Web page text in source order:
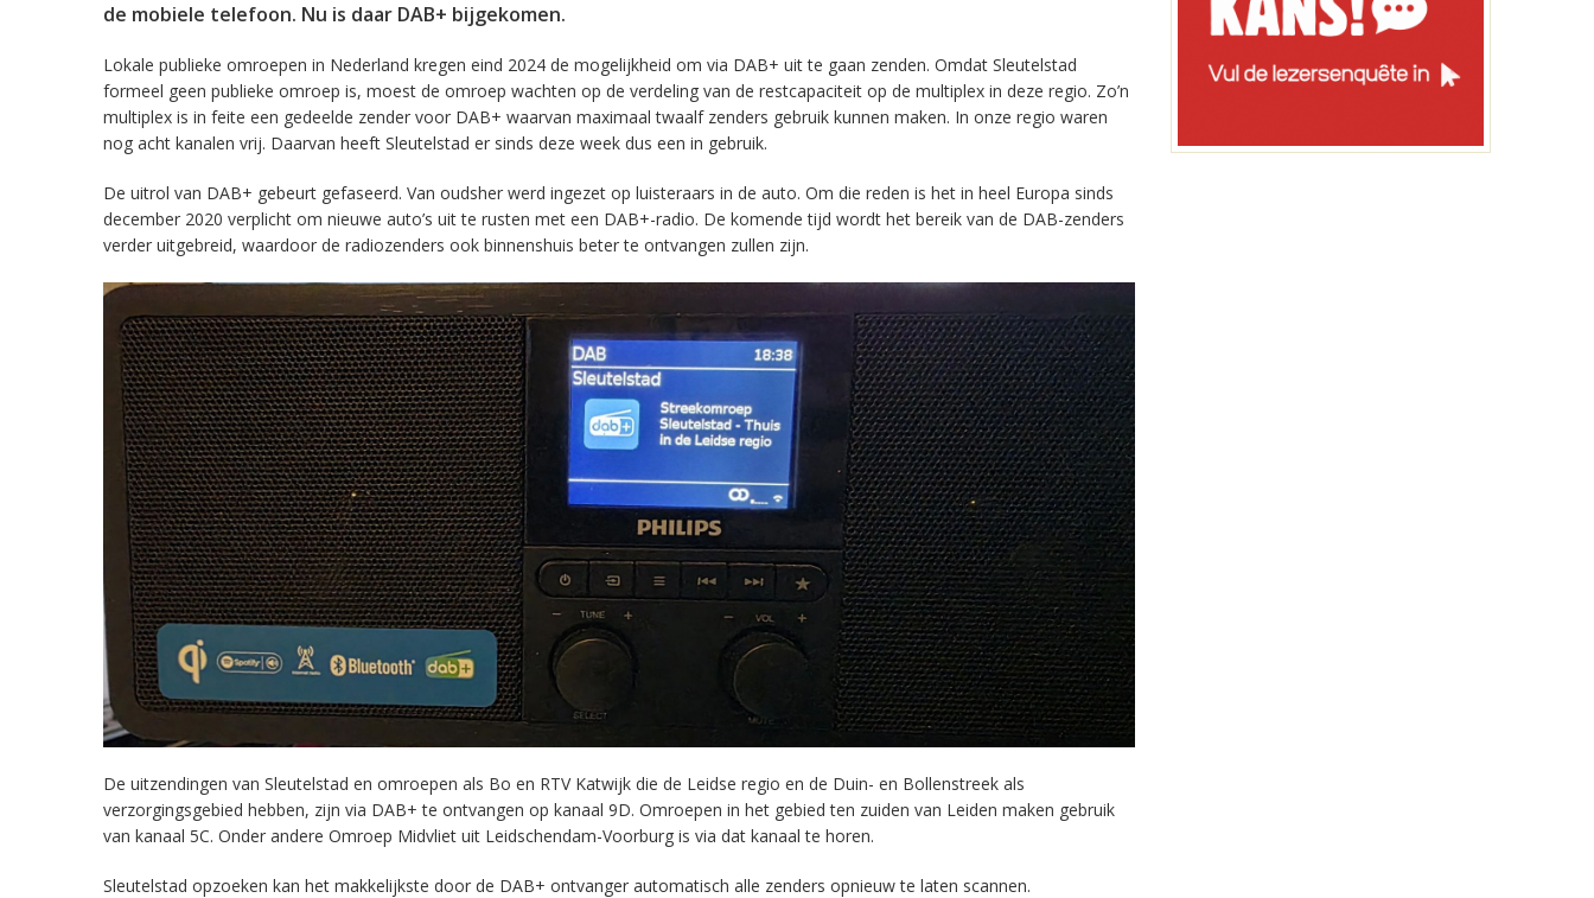
de mobiele telefoon. Nu is daar DAB+ bijgekomen.
Lokale publieke omroepen in Nederland kregen eind 2024 de mogelijkheid om via DAB+ uit te gaan zenden. Omdat Sleutelstad
formeel geen publieke omroep is, moest de omroep wachten op de verdeling van de restcapaciteit op de multiplex in deze regio. Zo’n
multiplex is in feite een gedeelde zender voor DAB+ waarvan maximaal twaalf zenders gebruik kunnen maken. In onze regio waren
nog acht kanalen vrij. Daarvan heeft Sleutelstad er sinds deze week dus een in gebruik.
De uitrol van DAB+ gebeurt gefaseerd. Van oudsher werd ingezet op luisteraars in de auto. Om die reden is het in heel Europa sinds
december 2020 verplicht om nieuwe auto’s uit te rusten met een DAB+-radio. De komende tijd wordt het bereik van de DAB-zenders
verder uitgebreid, waardoor de radiozenders ook binnenshuis beter te ontvangen zullen zijn.
De uitzendingen van Sleutelstad en omroepen als Bo en RTV Katwijk die de Leidse regio en de Duin- en Bollenstreek als
verzorgingsgebied hebben, zijn via DAB+ te ontvangen op kanaal 9D. Omroepen in het gebied ten zuiden van Leiden maken gebruik
van kanaal 5C. Onder andere Omroep Midvliet uit Leidschendam-Voorburg is via dat kanaal te horen.
Sleutelstad opzoeken kan het makkelijkste door de DAB+ ontvanger automatisch alle zenders opnieuw te laten scannen.